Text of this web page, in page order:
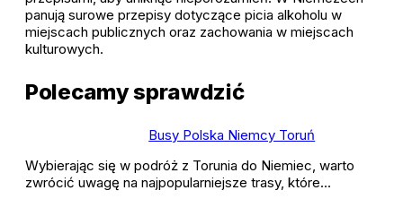
panują surowe przepisy dotyczące picia alkoholu w
miejscach publicznych oraz zachowania w miejscach
kulturowych.
Polecamy sprawdzić
Busy Polska Niemcy Toruń
Wybierając się w podróż z Torunia do Niemiec, warto
zwrócić uwagę na najpopularniejsze trasy, które…